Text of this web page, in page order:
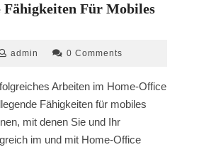
Fähigkeiten Für Mobiles
admin admin 0 Comments
Arbeiten im Home-Office
Fähigkeiten für mobiles
mit denen Sie und Ihr
im und mit Home-Office